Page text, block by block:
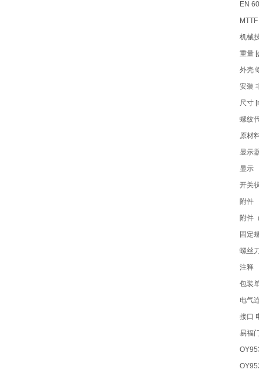
EN
机械
重量
外壳
安装
尺寸
螺纹
原材
显示
显示
开关
附件
附件
固定
螺丝
注释
包装
电气
接口
易福